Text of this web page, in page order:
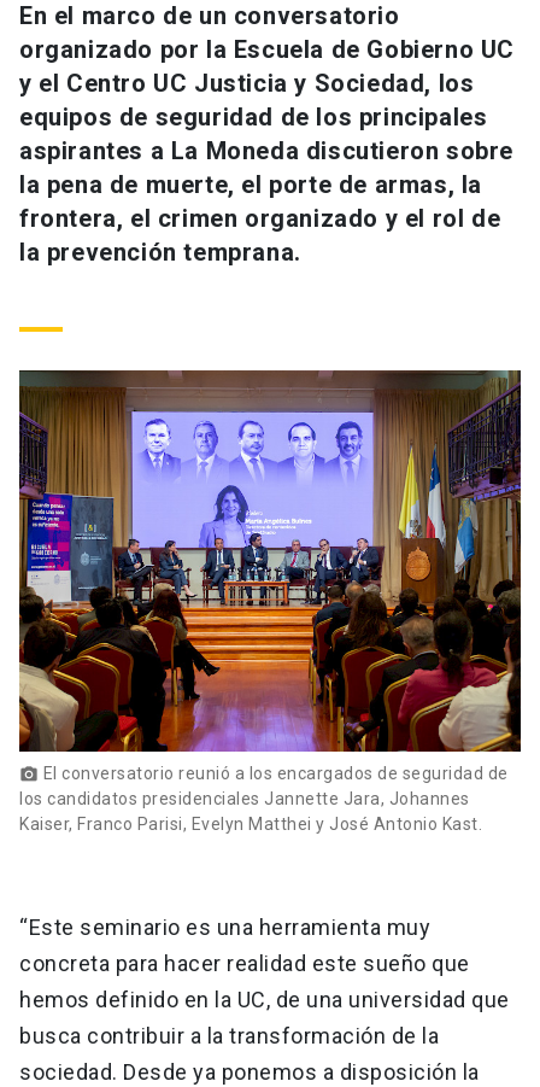
Universidad
Información para keyboard_arrow_down
Futuros estudiantes
Estudiantes
Personal
Alumni launch
Padres y familia
Vecinos
Go to english site launch
ACCESOS DIRECTOS
Admisión launch
Correo UC launch
Mi Portal UC launch
Medios Biblioteca
Donaciones
En el marco de un conversatorio
organizado por la Escuela de Gobierno UC
y el Centro UC Justicia y Sociedad, los
equipos de seguridad de los principales
aspirantes a La Moneda discutieron sobre
la pena de muerte, el porte de armas, la
frontera, el crimen organizado y el rol de
la prevención temprana.
photo_camera El conversatorio reunió a los encargados de seguridad de
los candidatos presidenciales Jannette Jara, Johannes
Kaiser, Franco Parisi, Evelyn Matthei y José Antonio Kast.
“Este seminario es una herramienta muy
concreta para hacer realidad este sueño que
hemos definido en la UC, de una universidad que
busca contribuir a la transformación de la
sociedad. Desde ya ponemos a disposición la